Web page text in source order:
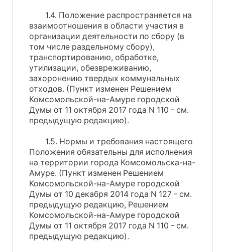
1.4. Положение распространяется на
взаимоотношения в области участия в
организации деятельности по сбору (в
том числе раздельному сбору),
транспортированию, обработке,
утилизации, обезвреживанию,
захоронению твердых коммунальных
отходов. (Пункт изменен Решением
Комсомольской-на-Амуре городской
Думы от 11 октября 2017 года N 110 - см.
предыдущую редакцию).
1.5. Нормы и требования настоящего
Положения обязательны для исполнения
на территории города Комсомольска-на-
Амуре. (Пункт изменен Решением
Комсомольской-на-Амуре городской
Думы от 10 декабря 2014 года N 127 - см.
предыдущую редакцию, Решением
Комсомольской-на-Амуре городской
Думы от 11 октября 2017 года N 110 - см.
предыдущую редакцию).